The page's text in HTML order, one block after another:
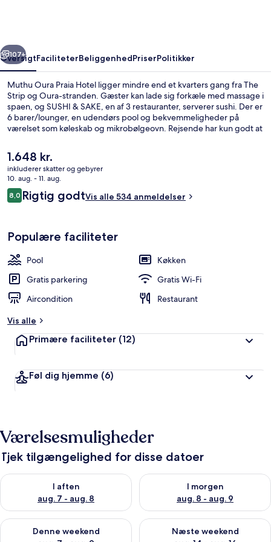
Næste
107+
OversigtFaciliteterBeliggenhedPriserPolitikker
Muthu Oura Praia Hotel ligger mindre end et kvarters gang fra The
Strip og Oura-stranden. Gæster kan lade sig forkæle med massage i
spaen, og SUSHI & SAKE, en af 3 restauranter, serverer sushi. Der er
6 barer/lounger, en udendørs pool og bekvemmeligheder på
værelset som køleskab og mikrobølgeovn. Rejsende har kun godt at
Den
nuværende
pris
er
1.648 kr.
1.648 kr.
inkluderer skatter og gebyrer
10. aug. - 11. aug.
Anmeldelser
8,08,0 ud af 10.
Rigtig godtVis alle 534 anmeldelser
Populære faciliteter
Pool
Køkken
Gratis parkering
Gratis Wi-Fi
Aircondition
Restaurant
Vis alle
Primære faciliteter (12)
Føl dig hjemme (6)
Værelsesmuligheder
Tjek tilgængelighed for disse datoer
I aften
aug. 7 - aug. 8
Tjek tilgængelighed for i aften aug. 7 - aug. 8
I morgen
aug. 8 - aug. 9
Tjek tilgængelighed for i
Denne weekend
Tjek tilgængelighed for denne weekend aug. 7 - aug. 9
Næste weekend
Tjek tilgængelighed for næste